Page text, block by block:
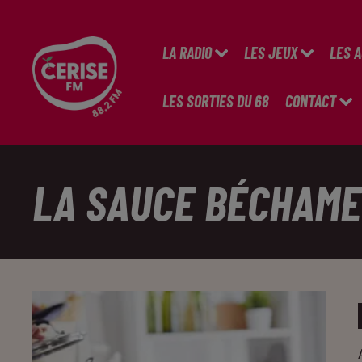
LA RADIO LES JEUX LES
LES SORTIES DU 68 CONTACT
LA SAUCE